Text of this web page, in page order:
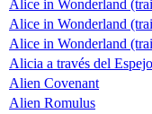
Alice in Wonderland
Alice in Wonderland
Alice in Wonderland
Alicia a través del
Alien Covenant
Alien Romulus